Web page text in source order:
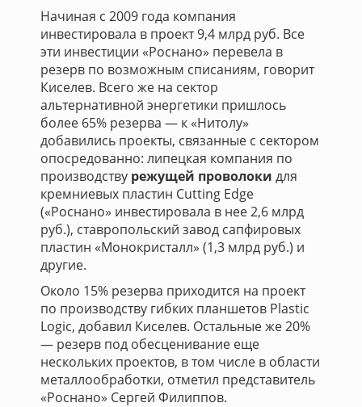
Начиная с 2009 года компания
инвестировала в проект 9,4 млрд руб. Все
эти инвестиции «Роснано» перевела в
резерв по возможным списаниям, говорит
Киселев. Всего же на сектор
альтернативной энергетики пришлось
более 65% резерва — к «Нитолу»
добавились проекты, связанные с сектором
опосредованно: липецкая компания по
производству режущей проволоки для
кремниевых пластин Cutting Edge
(«Роснано» инвестировала в нее 2,6 млрд
руб.), ставропольский завод сапфировых
пластин «Монокристалл» (1,3 млрд руб.) и
другие.
Около 15% резерва приходится на проект
по производству гибких планшетов Plastic
Logic, добавил Киселев. Остальные же 20%
— резерв под обесценивание еще
нескольких проектов, в том числе в области
металлообработки, отметил представитель
«Роснано» Сергей Филиппов.